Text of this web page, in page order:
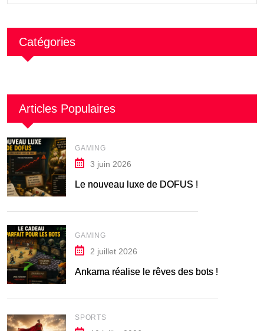
Catégories
Articles Populaires
GAMING
3 juin 2026
Le nouveau luxe de DOFUS !
GAMING
2 juillet 2026
Ankama réalise le rêves des bots !
SPORTS